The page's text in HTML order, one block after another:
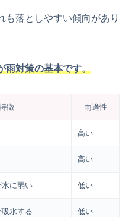
も落としやすい傾向があり
雨対策の基本です。
徴 雨適性
高い
高い
に弱い 低い
水する 低い